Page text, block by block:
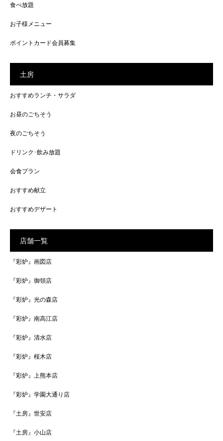
食べ放題
お子様メニュー
ポイントカード会員募集
土房
おすすめランチ・サラダ
お昼のごちそう
夜のごちそう
ドリンク･飲み放題
会食プラン
おすすめ献立
おすすめデザート
店舗一覧
『彩炉』画図店
『彩炉』御領店
『彩炉』光の森店
『彩炉』南高江店
『彩炉』清水店
『彩炉』桜木店
『彩炉』上熊本店
『彩炉』学園大通り店
『土房』世安店
『土房』小山店